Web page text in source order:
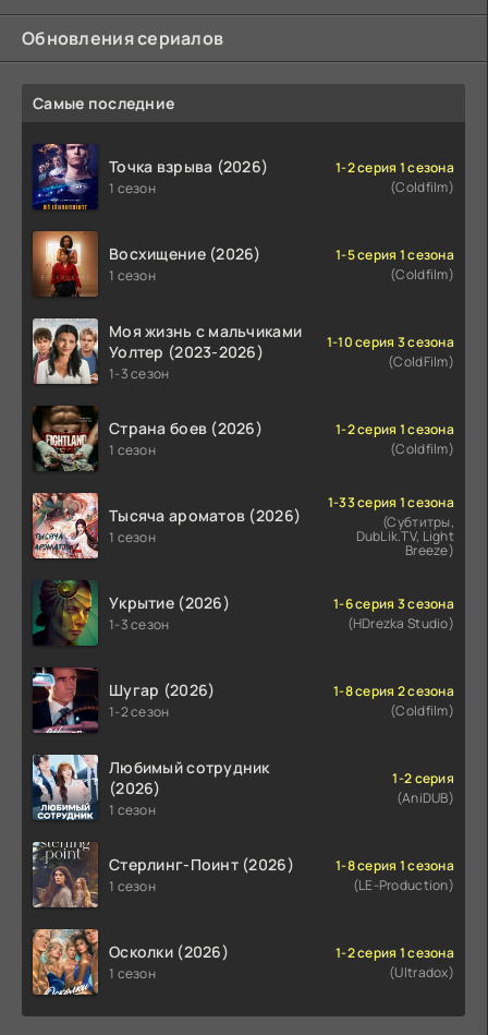
Обновления сериалов
Самые последние
Точка взрыва (2026)
1 сезон
1-2 серия 1 сезона
(Coldfilm)
Восхищение (2026)
1 сезон
1-5 серия 1 сезона
(Coldfilm)
Моя жизнь с мальчиками
Уолтер (2023-2026)
1-3 сезон
1-10 серия 3 сезона
(ColdFilm)
Страна боев (2026)
1 сезон
1-2 серия 1 сезона
(Coldfilm)
Тысяча ароматов (2026)
1 сезон
1-33 серия 1 сезона
(Субтитры,
DubLik.TV, Light
Breeze)
Укрытие (2026)
1-3 сезон
1-6 серия 3 сезона
(HDrezka Studio)
Шугар (2026)
1-2 сезон
1-8 серия 2 сезона
(Coldfilm)
Любимый сотрудник
(2026)
1 сезон
1-2 серия
(AniDUB)
Стерлинг-Поинт (2026)
1 сезон
1-8 серия 1 сезона
(LE-Production)
Осколки (2026)
1 сезон
1-2 серия 1 сезона
(Ultradox)